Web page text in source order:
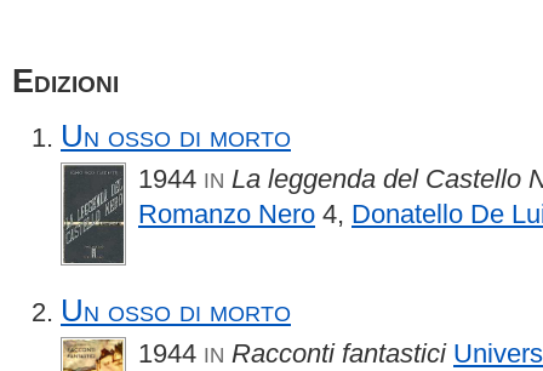
Edizioni
Un osso di morto
1944 IN La leggenda del Castello
Romanzo Nero 4, Donatello De
Un osso di morto
1944 IN Racconti fantastici